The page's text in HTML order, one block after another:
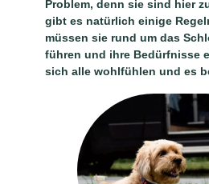
Problem, denn sie sind hier
gibt es natürlich einige
müssen sie rund um das
führen und ihre Bedürfnisse
sich alle wohlfühlen und es